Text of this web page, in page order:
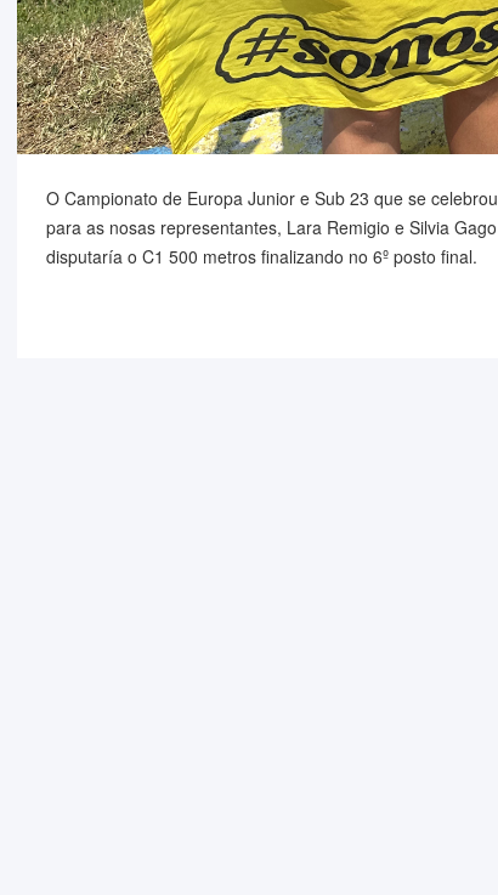
O Campionato de Europa Junior e Sub 23 que se
para as nosas representantes, Lara Remigio e Silvia
disputaría o C1 500 metros finalizando no 6º posto final.